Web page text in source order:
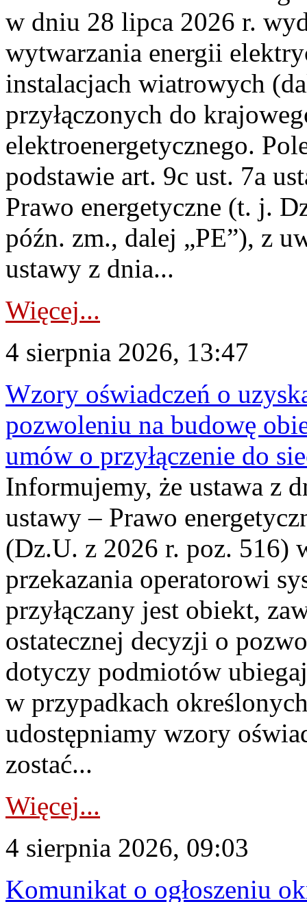
w dniu 28 lipca 2026 r.
wytwarzania energii
instalacjach wiatrowych
przyłączonych do
elektroenergetycznego.
podstawie art. 9c ust. 7a
Prawo energetyczne (t. j.
późn. zm., dalej „PE”), z
ustawy z dnia...
Więcej...
4 sierpnia 2026, 13:47
Wzory oświadczeń o
pozwoleniu na budowę
umów o przyłączenie do
Informujemy, że ustawa z
ustawy – Prawo
(Dz.U. z 2026 r. poz. 516)
przekazania operatorowi
przyłączany jest obiekt,
ostatecznej decyzji o
dotyczy podmiotów
w przypadkach
udostępniamy wzory
zostać...
Więcej...
4 sierpnia 2026, 09:03
Komunikat o ogłoszeniu